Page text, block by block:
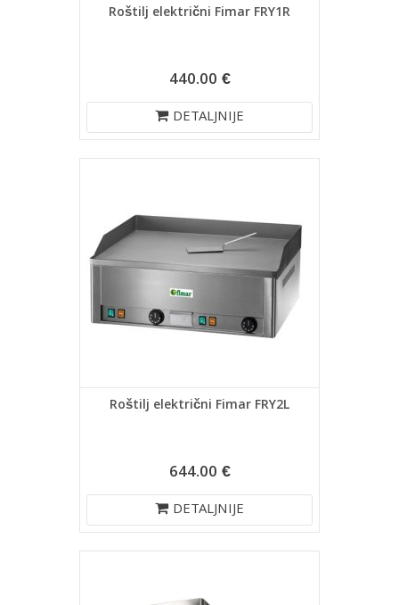
Roštilj električni Fimar FRY1R
440.00 €
DETALJNIJE
Roštilj električni Fimar FRY2L
644.00 €
DETALJNIJE